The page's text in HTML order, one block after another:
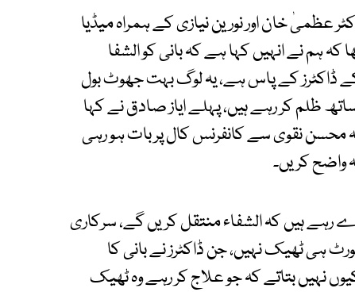
عظمیٰ خان اور نورین نیازی کے ہمراہ میڈیا
ہم نے انہیں کہا ہے کہ بانی کو الشفا
کے ڈاکٹرز کے پاس ہے، یہ لوگ بہت جھوٹ بول
ظلم کر رہے ہیں، پہلے ایاز صادق نے کہا
کہ محسن نقوی سے کانفرنس کال پر بات ہو رہی
واضح کریں۔
رہے ہیں کہ الشفاء منتقل کریں گے، سرکاری
ہی ٹھیک نہیں، جن ڈاکٹرز نے بانی کا
نہیں بتاتے کہ جو علاج کر رہے وہ ٹھیک